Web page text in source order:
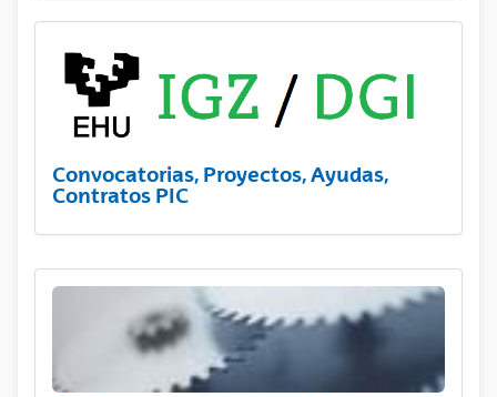
Convocatorias, Proyectos, Ayudas,
Contratos PIC